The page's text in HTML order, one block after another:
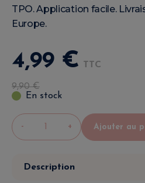
TPO. Application facile.
Europe.
4,99 € TTC
9,90€
En stock
- + Ajouter au
Description